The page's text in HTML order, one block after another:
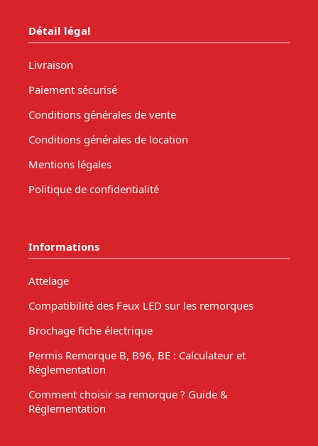
Détail légal
Livraison
Paiement sécurisé
Conditions générales de vente
Conditions générales de location
Mentions légales
Politique de confidentialité
Informations
Attelage
Compatibilité des Feux LED sur les remorques
Brochage fiche électrique
Permis Remorque B, B96, BE : Calculateur et
Réglementation
Comment choisir sa remorque ? Guide &
Réglementation